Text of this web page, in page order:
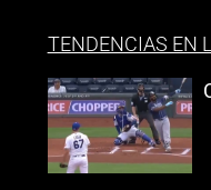
TENDENCIAS EN